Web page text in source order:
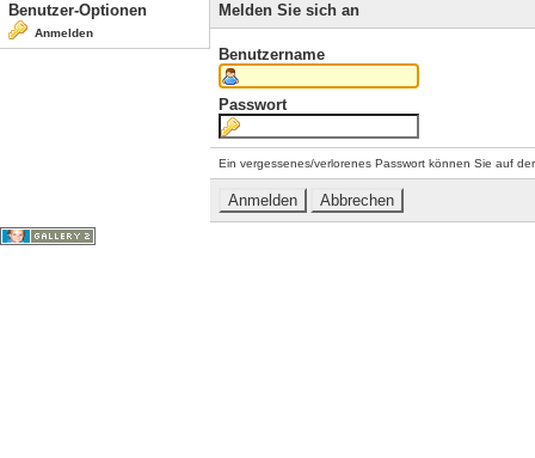
Benutzer-Optionen
Anmelden
Melden Sie sich an
Benutzername
Passwort
Ein vergessenes/verlorenes Passwort können Sie auf